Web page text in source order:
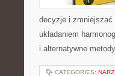
decyzje i zmniejszać
układaniem
i alternatywne
CATEGORIES: